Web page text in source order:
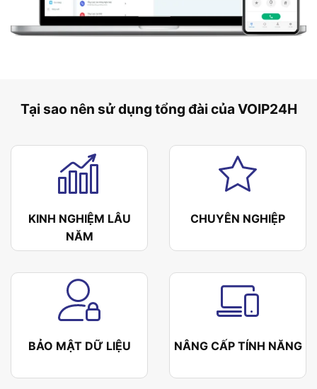
Tại sao nên sử dụng tổng đài của VOIP24H
KINH NGHIỆM LÂU
NĂM
CHUYÊN NGHIỆP
BẢO MẬT DỮ LIỆU NÂNG CẤP TÍNH NĂNG